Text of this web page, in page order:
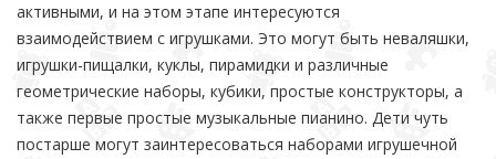
активными, и на этом этапе интересуются
взаимодействием с игрушками. Это могут быть неваляшки,
игрушки-пищалки, куклы, пирамидки и различные
геометрические наборы, кубики, простые конструкторы, а
также первые простые музыкальные пианино. Дети чуть
постарше могут заинтересоваться наборами игрушечной